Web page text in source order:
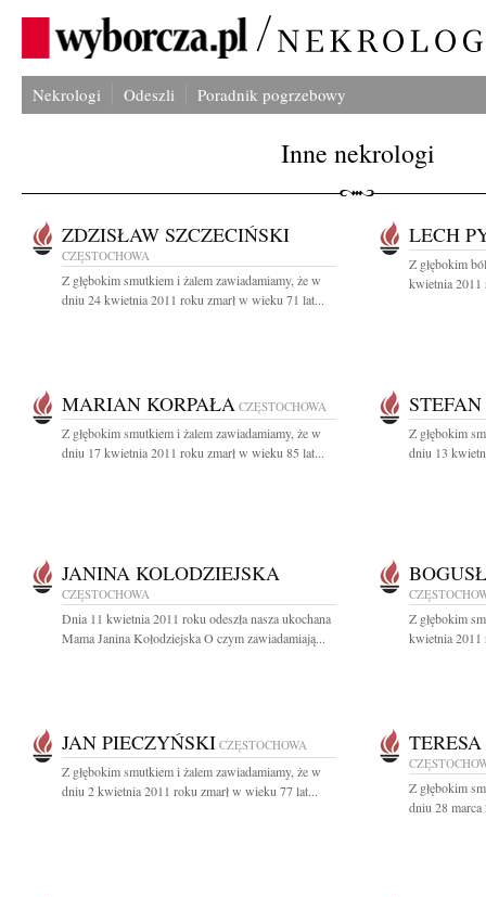
Nekrologi Odeszli Poradnik pogrzebowy
Inne nekrologi
ZDZISŁAW SZCZECIŃSKI
CZĘSTOCHOWA
Z głębokim smutkiem i żalem zawiadamiamy, że w
dniu 24 kwietnia 2011 roku zmarł w wieku 71 lat...
LECH
Z głębokim
kwietnia 2011
MARIAN KORPAŁA CZĘSTOCHOWA
Z głębokim smutkiem i żalem zawiadamiamy, że w
dniu 17 kwietnia 2011 roku zmarł w wieku 85 lat...
Z głębokim
dniu 13
JANINA KOLODZIEJSKA
CZĘSTOCHOWA
Dnia 11 kwietnia 2011 roku odeszła nasza ukochana
Mama Janina Kołodziejska O czym zawiadamiają...
Z głębokim
kwietnia 2011
JAN PIECZYŃSKI CZĘSTOCHOWA
Z głębokim smutkiem i żalem zawiadamiamy, że w
dniu 2 kwietnia 2011 roku zmarł w wieku 77 lat...
Z głębokim
dniu 28